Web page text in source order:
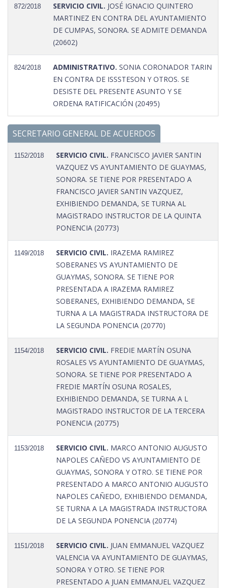
872/2018 SERVICIO CIVIL. JOSÉ IGNACIO QUINTERO
MARTINEZ EN CONTRA DEL AYUNTAMIENTO
DE CUMPAS, SONORA. SE ADMITE DEMANDA
(20602)
824/2018 ADMINISTRATIVO. SONIA CORONADOR TARIN
EN CONTRA DE ISSSTESON Y OTROS. SE
DESISTE DEL PRESENTE ASUNTO Y SE
ORDENA RATIFICACIÓN (20495)
SECRETARIO GENERAL DE ACUERDOS
1152/2018 SERVICIO CIVIL. FRANCISCO JAVIER SANTIN
VAZQUEZ VS AYUNTAMIENTO DE GUAYMAS,
SONORA. SE TIENE POR PRESENTADO A
FRANCISCO JAVIER SANTIN VAZQUEZ,
EXHIBIENDO DEMANDA, SE TURNA AL
MAGISTRADO INSTRUCTOR DE LA QUINTA
PONENCIA (20773)
1149/2018 SERVICIO CIVIL. IRAZEMA RAMIREZ
SOBERANES VS AYUNTAMIENTO DE
GUAYMAS, SONORA. SE TIENE POR
PRESENTADA A IRAZEMA RAMIREZ
SOBERANES, EXHIBIENDO DEMANDA, SE
TURNA A LA MAGISTRADA INSTRUCTORA DE
LA SEGUNDA PONENCIA (20770)
1154/2018 SERVICIO CIVIL. FREDIE MARTÍN OSUNA
ROSALES VS AYUNTAMIENTO DE GUAYMAS,
SONORA. SE TIENE POR PRESENTADO A
FREDIE MARTÍN OSUNA ROSALES,
EXHIBIENDO DEMANDA, SE TURNA A L
MAGISTRADO INSTRUCTOR DE LA TERCERA
PONENCIA (20775)
1153/2018 SERVICIO CIVIL. MARCO ANTONIO AUGUSTO
NAPOLES CAÑEDO VS AYUNTAMIENTO DE
GUAYMAS, SONORA Y OTRO. SE TIENE POR
PRESENTADO A MARCO ANTONIO AUGUSTO
NAPOLES CAÑEDO, EXHIBIENDO DEMANDA,
SE TURNA A LA MAGISTRADA INSTRUCTORA
DE LA SEGUNDA PONENCIA (20774)
1151/2018 SERVICIO CIVIL. JUAN EMMANUEL VAZQUEZ
VALENCIA VA AYUNTAMIENTO DE GUAYMAS,
SONORA Y OTRO. SE TIENE POR
PRESENTADO A JUAN EMMANUEL VAZQUEZ